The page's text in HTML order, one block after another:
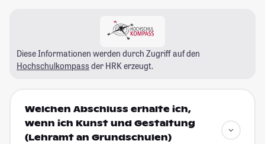
Diese Informationen werden durch Zugriff auf den
Hochschulkompass der HRK erzeugt.
Welchen Abschluss erhalte ich,
wenn ich Kunst und Gestaltung
(Lehramt an Grundschulen)